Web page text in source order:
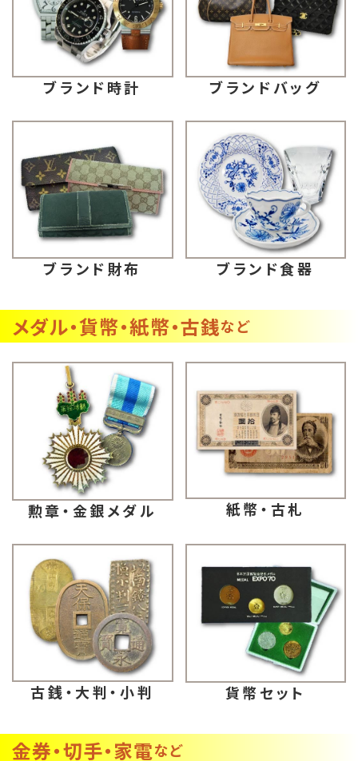
ブランド時計 ブランドバッグ
ブランド財布 ブランド食器
メダル・貨幣・紙幣・古銭など
勲章・金銀メダル 紙幣・古札
古銭・大判・小判 貨幣セット
金券・切手・家電など